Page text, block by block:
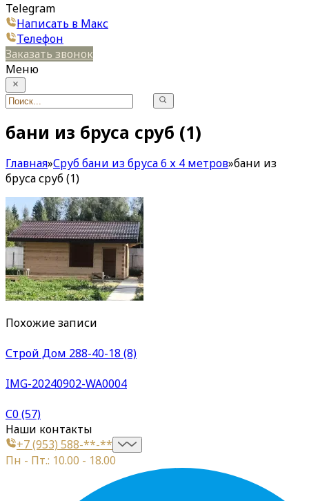
Telegram
Написать в Макс
Телефон
Заказать звонок
Меню
бани из бруса сруб (1)
Главная»Сруб бани из бруса 6 х 4 метров»бани из
бруса сруб (1)
Похожие записи
Строй Дом 288-40-18 (8)
IMG-20240902-WA0004
С0 (57)
Наши контакты
+7 (953) 588-**-**
Пн - Пт.: 10.00 - 18.00